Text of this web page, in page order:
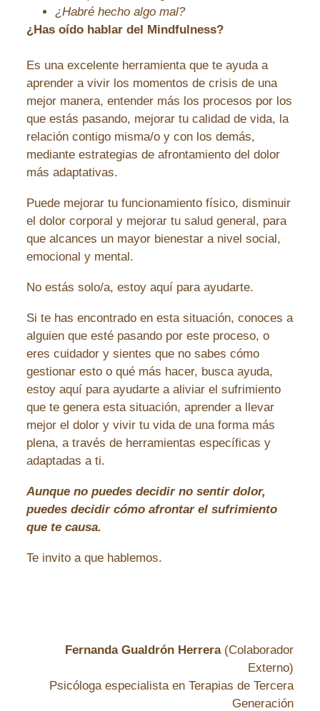
¿Habré hecho algo mal?
¿Has oído hablar del Mindfulness?
Es una excelente herramienta que te ayuda a
aprender a vivir los momentos de crisis de una
mejor manera, entender más los procesos por los
que estás pasando, mejorar tu calidad de vida, la
relación contigo misma/o y con los demás,
mediante estrategias de afrontamiento del dolor
más adaptativas.
Puede mejorar tu funcionamiento físico, disminuir
el dolor corporal y mejorar tu salud general, para
que alcances un mayor bienestar a nivel social,
emocional y mental.
No estás solo/a, estoy aquí para ayudarte.
Si te has encontrado en esta situación, conoces a
alguien que esté pasando por este proceso, o
eres cuidador y sientes que no sabes cómo
gestionar esto o qué más hacer, busca ayuda,
estoy aquí para ayudarte a aliviar el sufrimiento
que te genera esta situación, aprender a llevar
mejor el dolor y vivir tu vida de una forma más
plena, a través de herramientas específicas y
adaptadas a ti.
Aunque no puedes decidir no sentir dolor,
puedes decidir cómo afrontar el sufrimiento
que te causa.
Te invito a que hablemos.
Fernanda Gualdrón Herrera(Colaborador
Externo)
Psicóloga especialista en Terapias de Tercera
Generación